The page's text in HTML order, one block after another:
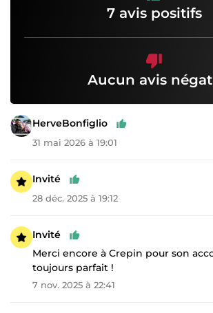
7 avis positifs
Aucun avis
HerveBonfiglio
31 mai 2026 à 19:01
Invité
28 déc. 2025 à 19:12
Invité
Merci encore à Crepin pour son
toujours parfait !
7 nov. 2025 à 22:41